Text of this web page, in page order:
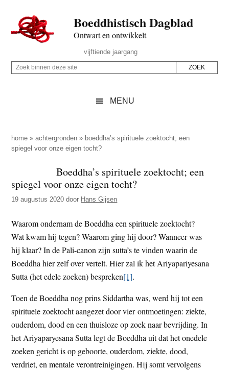
naar
de
inhoud
secondary
naar
de
sidebar
naar
de
Boeddhistisch Dagblad
Ontwart en ontwikkelt
Rechts
vijftiende jaargang
Z
p
d
z
e
i
t
e
Z
i
n
n
d
z
e
s
i
t
e
MENU
home »achtergronden » boeddha’s spirituele zoektocht; een
spiegel voor onze eigen tocht?
Boeddha’s spirituele zoektocht; een
spiegel voor onze eigen tocht?
19 augustus 2020 door Hans Gijsen
Waarom ondernam de Boeddha een spirituele zoektocht?
Wat kwam hij tegen? Waarom ging hij door? Wanneer was
hij klaar? In de Pali-canon zijn sutta’s te vinden waarin de
Boeddha hier zelf over vertelt. Hier zal ik het Ariyapariyesana
Sutta (het edele zoeken) bespreken[1].
Toen de Boeddha nog prins Siddartha was, werd hij tot een
spirituele zoektocht aangezet door vier ontmoetingen: ziekte,
ouderdom, dood en een thuisloze op zoek naar bevrijding. In
het Ariyaparyesana Sutta legt de Boeddha uit dat het onedele
zoeken gericht is op geboorte, ouderdom, ziekte, dood,
verdriet, en mentale verontreinigingen. Hij somt vervolgens